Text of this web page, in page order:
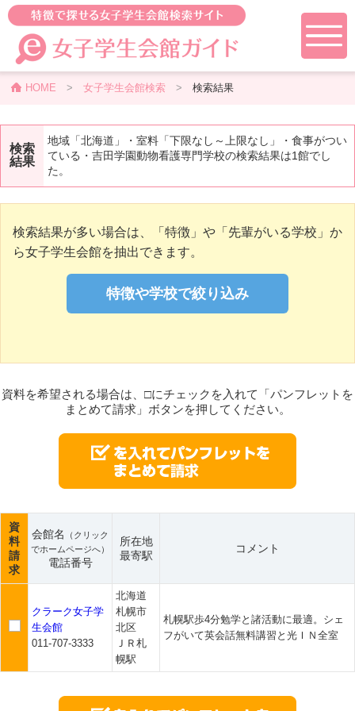
HOME > 女子学生会館検索> 検索結果
検索
結果
地域「北海道」・室料「下限なし～上限なし」・食事がつい
ている・吉田学園動物看護専門学校の検索結果は1館でし
た。
検索結果が多い場合は、「特徴」や「先輩がいる学校」か
ら女子学生会館を抽出できます。
資料を希望される場合は、□にチェックを入れて「パンフレットを
まとめて請求」ボタンを押してください。
資
料
請
求
会館名
（クリック
でホームページへ）
電話番号
所在地
最寄駅
コメント
クラーク女子学
生会館
011-707-3333
北海道
札幌市
北区
ＪＲ札
幌駅
札幌駅歩4分勉学と諸活動に最適。シェ
フがいて英会話無料講習と光ＩＮ全室